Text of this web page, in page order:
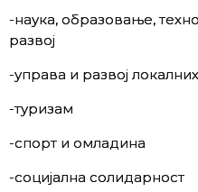
-наука, образовање,
развој
-управа и развој
-туризам
-спорт и омладина
-социјална солидарност